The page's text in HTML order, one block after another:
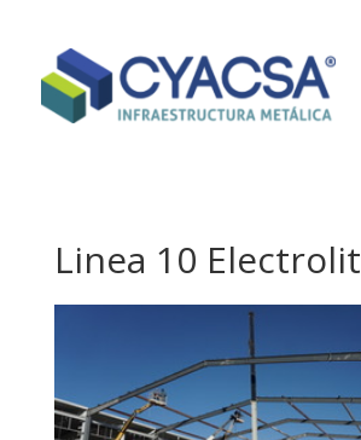
Linea 10 Electrolit